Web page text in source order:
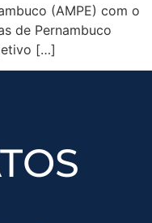
(AMPE) com o
de Pernambuco
[…]